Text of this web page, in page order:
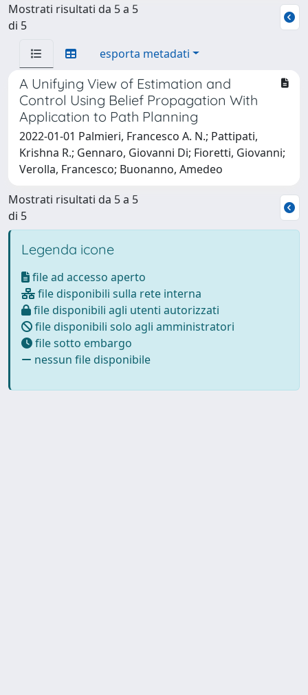
Mostrati risultati da 5 a 5
di 5
esporta metadati
A Unifying View of Estimation and
Control Using Belief Propagation With
Application to Path Planning
2022-01-01 Palmieri, Francesco A. N.; Pattipati,
Krishna R.; Gennaro, Giovanni Di; Fioretti, Giovanni;
Verolla, Francesco; Buonanno, Amedeo
Mostrati risultati da 5 a 5
di 5
Legenda icone
file ad accesso aperto
file disponibili sulla rete interna
file disponibili agli utenti autorizzati
file disponibili solo agli amministratori
file sotto embargo
nessun file disponibile